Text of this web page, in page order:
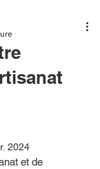
2024
et de